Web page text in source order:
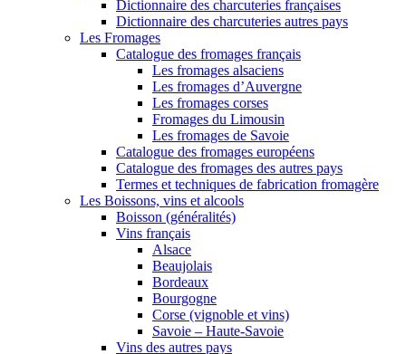
Dictionnaire des charcuteries françaises
Dictionnaire des charcuteries autres pays
Les Fromages
Catalogue des fromages français
Les fromages alsaciens
Les fromages d’Auvergne
Les fromages corses
Fromages du Limousin
Les fromages de Savoie
Catalogue des fromages européens
Catalogue des fromages des autres pays
Termes et techniques de fabrication fromagère
Les Boissons, vins et alcools
Boisson (généralités)
Vins français
Alsace
Beaujolais
Bordeaux
Bourgogne
Corse (vignoble et vins)
Savoie – Haute-Savoie
Vins des autres pays